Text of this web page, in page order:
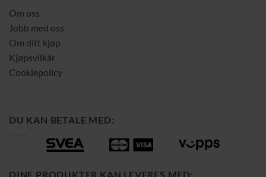
Om oss
Jobb med oss
Om ditt kjøp
Kjøpsvilkår
Cookiepolicy
DU KAN BETALE MED:
DINE PRODUKTER KAN LEVERES MED: